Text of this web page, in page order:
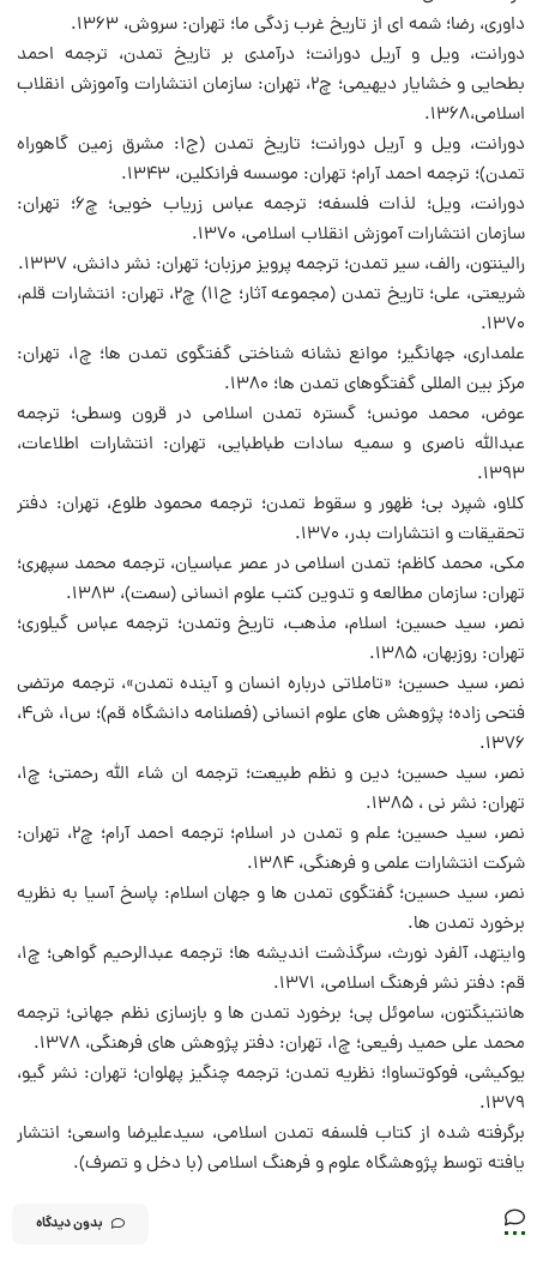
داوری، رضا؛ شمه ای از تاریخ غرب زدگی ما؛ تهران: سروش، 1363.
دورانت، ویل و آریل دورانت؛ درآمدی بر تاریخ تمدن، ترجمه احمد
بطحایی و خشایار دیهیمی؛ چ2، تهران: سازمان انتشارات وآموزش انقلاب
اسلامی،1368.
دورانت، ویل و آریل دورانت؛ تاریخ تمدن (ج1: مشرق زمین گاهوراه
تمدن)؛ ترجمه احمد آرام؛ تهران: موسسه فرانکلین، 1343.
دورانت، ویل؛ لذات فلسفه؛ ترجمه عباس زریاب خویی؛ چ6؛ تهران:
سازمان انتشارات آموزش انقلاب اسلامی، 1370.
رالینتون، رالف، سیر تمدن؛ ترجمه پرویز مرزبان؛ تهران: نشر دانش، 1337.
شریعتی، علی؛ تاریخ تمدن (مجموعه آثار؛ ج11) چ2، تهران: انتشارات قلم،
1370.
علمداری، جهانگیر؛ موانع نشانه شناختی گفتگوی تمدن ها؛ چ1، تهران:
مرکز بین المللی گفتگوهای تمدن ها؛ 1380.
عوض، محمد مونس؛ گستره تمدن اسلامی در قرون وسطی؛ ترجمه
عبدالله ناصری و سمیه سادات طباطبایی، تهران: انتشارات اطلاعات،
1393.
کلاو، شپرد بی؛ ظهور و سقوط تمدن؛ ترجمه محمود طلوع، تهران: دفتر
تحقیقات و انتشارات بدر، 1370.
مکی، محمد کاظم؛ تمدن اسلامی در عصر عباسیان، ترجمه محمد سپهری؛
تهران: سازمان مطالعه و تدوین کتب علوم انسانی (سمت)، 1383.
نصر، سید حسین؛ اسلام، مذهب، تاریخ وتمدن؛ ترجمه عباس گیلوری؛
تهران: روزبهان، 1385.
نصر، سید حسین؛ «تاملاتی درباره انسان و آینده تمدن»، ترجمه مرتضی
فتحی زاده؛ پژوهش های علوم انسانی (فصلنامه دانشگاه قم)؛ س1، ش4،
1376.
نصر، سید حسین؛ دین و نظم طبیعت؛ ترجمه ان شاء الله رحمتی؛ چ1،
تهران: نشر نی ، 1385.
نصر، سید حسین؛ علم و تمدن در اسلام؛ ترجمه احمد آرام؛ چ2، تهران:
شرکت انتشارات علمی و فرهنگی، 1384.
نصر، سید حسین؛ گفتگوی تمدن ها و جهان اسلام: پاسخ آسیا به نظریه
برخورد تمدن ها.
وایتهد، آلفرد نورث، سرگذشت اندیشه ها؛ ترجمه عبدالرحیم گواهی؛ چ1،
قم: دفتر نشر فرهنگ اسلامی، 1371.
هانتینگتون، ساموئل پی؛ برخورد تمدن ها و بازسازی نظم جهانی؛ ترجمه
محمد علی حمید رفیعی؛ چ1، تهران: دفتر پژوهش های فرهنگی، 1378.
یوکیشی، فوکوتساوا؛ نظریه تمدن؛ ترجمه چنگیز پهلوان؛ تهران: نشر گیو،
1379.
برگرفته شده از کتاب فلسفه تمدن اسلامی، سیدعلیرضا واسعی؛ انتشار
یافته توسط پژوهشگاه علوم و فرهنگ اسلامی (با دخل و تصرف).
بدون دیدگاه